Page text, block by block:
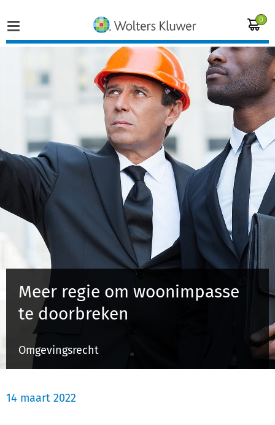
0
Actueel
Producten
Opleidingen
Juridisch advies
Inloggen op de kennisbank
Inloggen
Registreren
Meer regie om woonimpasse
te doorbreken
Omgevingsrecht
14 maart 2022